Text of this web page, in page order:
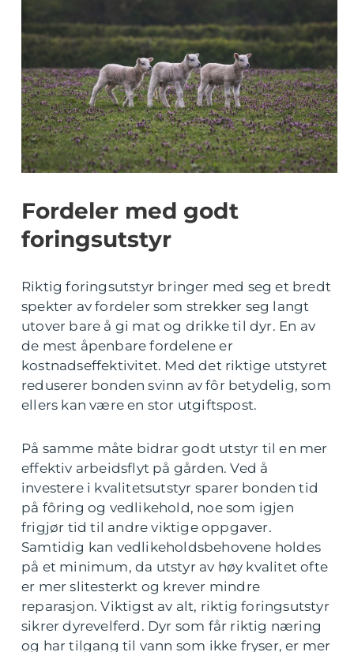
Fordeler med godt
foringsutstyr
Riktig foringsutstyr bringer med seg et bredt
spekter av fordeler som strekker seg langt
utover bare å gi mat og drikke til dyr. En av
de mest åpenbare fordelene er
kostnadseffektivitet. Med det riktige utstyret
reduserer bonden svinn av fôr betydelig, som
ellers kan være en stor utgiftspost.
På samme måte bidrar godt utstyr til en mer
effektiv arbeidsflyt på gården. Ved å
investere i kvalitetsutstyr sparer bonden tid
på fôring og vedlikehold, noe som igjen
frigjør tid til andre viktige oppgaver.
Samtidig kan vedlikeholdsbehovene holdes
på et minimum, da utstyr av høy kvalitet ofte
er mer slitesterkt og krever mindre
reparasjon. Viktigst av alt, riktig foringsutstyr
sikrer dyrevelferd. Dyr som får riktig næring
og har tilgang til vann som ikke fryser, er mer